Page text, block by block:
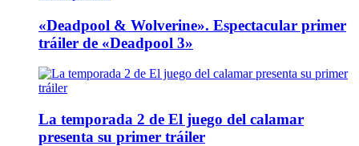
«Deadpool & Wolverine». Espectacular primer
tráiler de «Deadpool 3»
La temporada 2 de El juego del calamar
presenta su primer tráiler